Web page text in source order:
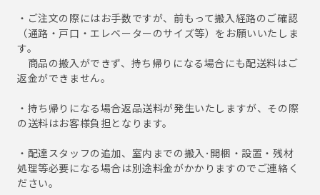
・ご注文の際にはお手数ですが、前もって搬入経路のご確認
（通路・戸口・エレベーターのサイズ等）をお願いいたしま
す。
商品の搬入ができず、持ち帰りになる場合にも配送料はご
返金ができません。
・持ち帰りになる場合返品送料が発生いたしますが、その際
の送料はお客様負担となります。
・配達スタッフの追加、室内までの搬入･開梱・設置・残材
処理等必要になる場合は別途料金がかかりますのでご連絡く
ださい。